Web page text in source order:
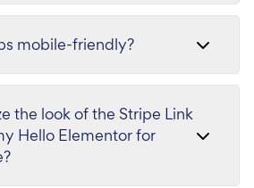
mobile-friendly?
the look of the Stripe Link
Hello Elementor for